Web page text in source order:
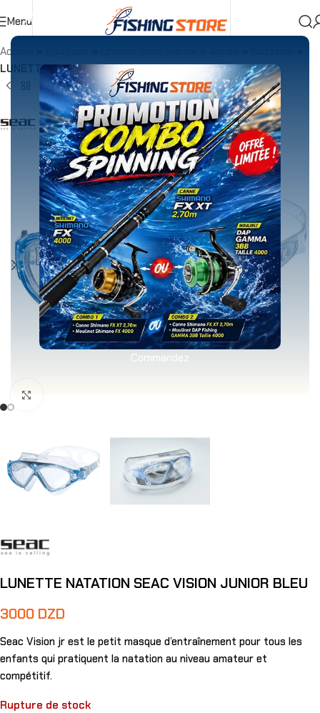
Commandez
Menu
Accueil
LUNETTE NATATION SEAC VISION JUNIOR BLEU
LUNETTE NATATION SEAC VISION JUNIOR BLEU
3000 DZD
Seac Vision jr est le petit masque d’entraînement pour tous les
enfants qui pratiquent la natation au niveau amateur et
compétitif.
Rupture de stock